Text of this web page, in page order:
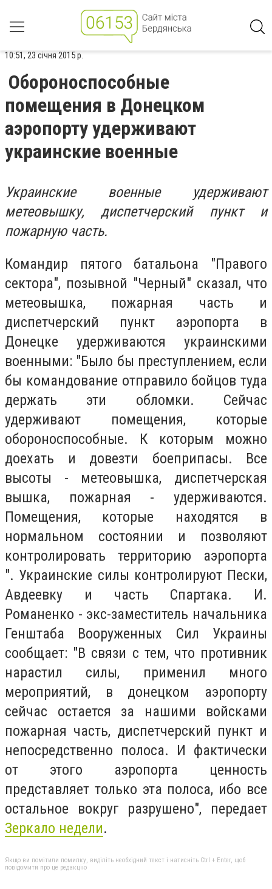
10:51, 23 січня 2015 р.
Обороноспособные
помещения в Донецком
аэропорту удерживают
украинские военные
Украинские военные удерживают
метеовышку, диспетчерский пункт и
пожарную часть.
Командир пятого батальона "Правого
сектора", позывной "Черный" сказал, что
метеовышка, пожарная часть и
диспетчерский пункт аэропорта в
Донецке удерживаются украинскими
военными: "Было бы преступлением, если
бы командование отправило бойцов туда
держать эти обломки. Сейчас
удерживают помещения, которые
обороноспособные. К которым можно
доехать и довезти боеприпасы. Все
высоты - метеовышка, диспетчерская
вышка, пожарная - удерживаются.
Помещения, которые находятся в
нормальном состоянии и позволяют
контролировать территорию аэропорта
". Украинские силы контролируют Пески,
Авдеевку и часть Спартака. И.
Романенко - экс-заместитель начальника
Генштаба Вооруженных Сил Украины
сообщает: "В связи с тем, что противник
нарастил силы, применил много
мероприятий, в донецком аэропорту
сейчас остается за нашими войсками
пожарная часть, диспетчерский пункт и
непосредственно полоса. И фактически
от этого аэропорта ценность
представляет только эта полоса, ибо все
остальное вокруг разрушено", передает
Зеркало недели.
Якщо ви помітили помилку, виділіть необхідний текст і натисніть Ctrl + Enter, щоб
повідомити про це редакцію